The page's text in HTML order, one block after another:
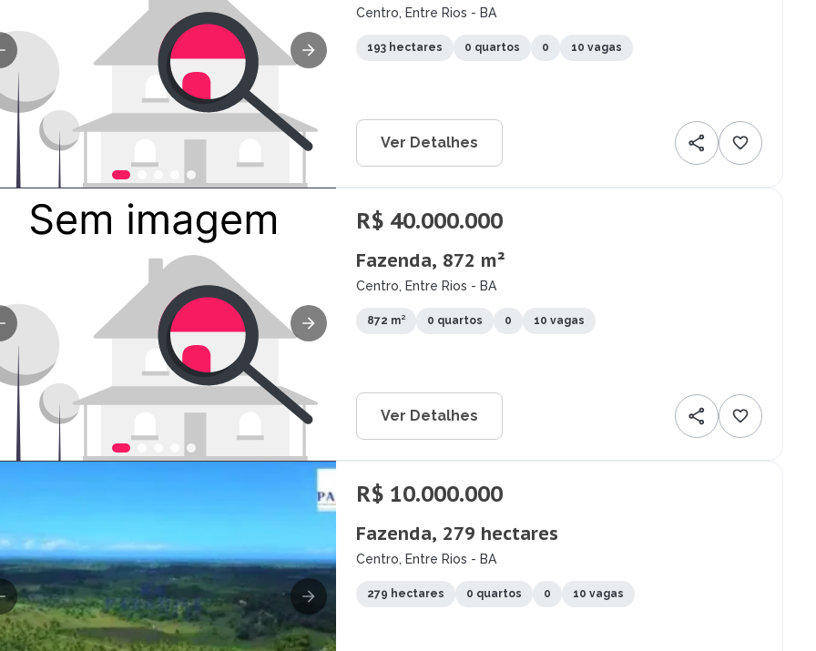
Centro, Entre Rios - BA
193 hectares 0 quartos 0 10 vagas
Ver Detalhes
R$ 40.000.000
Fazenda, 872 m²
Centro, Entre Rios - BA
872 m² 0 quartos 0 10 vagas
Ver Detalhes
R$ 10.000.000
Fazenda, 279 hectares
Centro, Entre Rios - BA
279 hectares 0 quartos 0 10 vagas